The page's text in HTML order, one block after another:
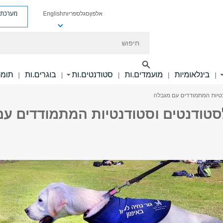
אלפוןסגלספריותEnglish מערכת
| בינלאומיות | מועמדים.ות | סטודנטים.ות | בוגרים.ות |
המתמודדים עם מגבלה
וסטודנטיות המתמודדים